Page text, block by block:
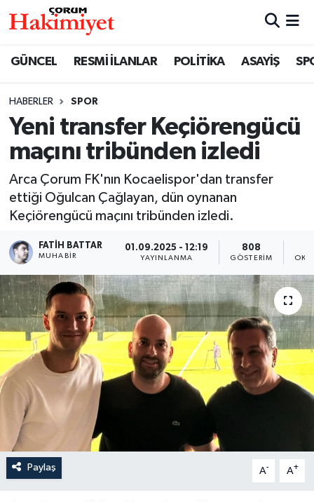
GÜNCEL RESMİ İLANLAR POLİTİKA ASAYİŞ
HABERLER SPOR
Yeni transfer Keçiörengücü
maçını tribünden izledi
Arca Çorum FK'nın Kocaelispor'dan transfer
ettiği Oğulcan Çağlayan, dün oynanan
Keçiörengücü maçını tribünden izledi.
FATIH BATTAR
MUHABIR
01.09.2025 - 12:19
YAYINLANMA
808
GÖSTERIM
Paylaş A- A+
SAĞLIK
ASAYİŞ
EKONOMİ
EĞİTİM
İLÇELER
OTOPARK
TEKNOLOJİ
Nöbetçi Eczaneler
Çorum Namaz Vakitleri
Trafik Durumu
Süper Lig Puan Durumu ve Fikstür
Haber Arşivi